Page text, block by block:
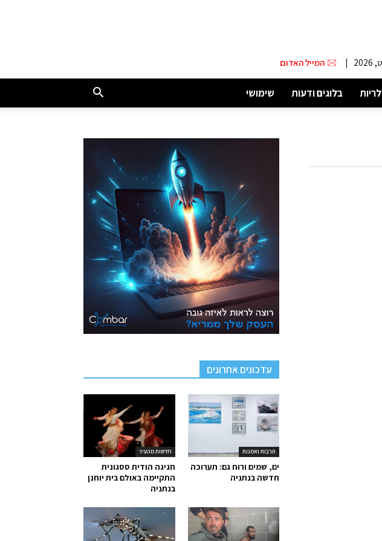
| המייל האדום
בלוגים ודעות שימושי
עדכונים אחרונים
חדשות מהעיר
חגיגה הודית ססגונית
התקיימה באולם בית יוחנן
בנתניה
תרבות ואמנות
ים, שמים ורוח גם: תערוכה
חדשה בנתניה